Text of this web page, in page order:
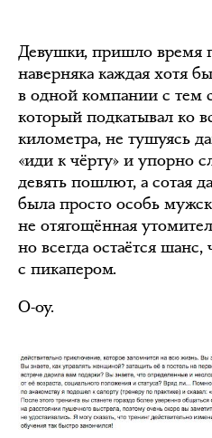
Девушки, пришло время
наверняка каждая хотя
в одной компании с тем
который подкатывал ко
километра, не тушуясь
«иди к чёрту» и упорно
девять пошлют, а сотая
была просто особь
не отягощённая
но всегда остаётся
с пикапером.
О-оу.